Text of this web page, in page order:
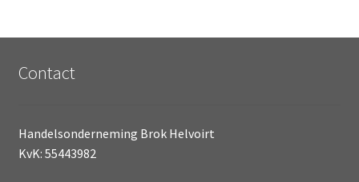
Contact
Handelsonderneming Brok Helvoirt
KvK: 55443982